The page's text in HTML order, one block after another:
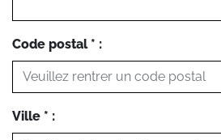
Code postal * :
Ville * :